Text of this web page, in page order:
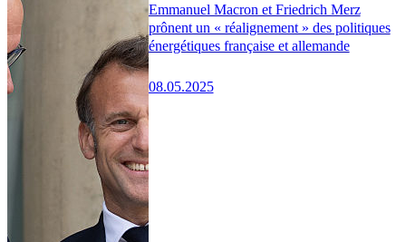
Emmanuel Macron et Friedrich Merz
prônent un « réalignement » des politiques
énergétiques française et allemande
08.05.2025